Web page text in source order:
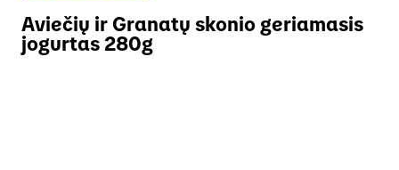
Aviečių ir Granatų skonio geriamasis
jogurtas 280g